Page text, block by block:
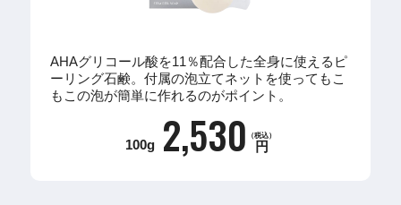
AHAグリコール酸を11％配合した全身に使えるピ
ーリング石鹸。付属の泡立てネットを使ってもこ
もこの泡が簡単に作れるのがポイント。
100g 2,530 （税込）
円